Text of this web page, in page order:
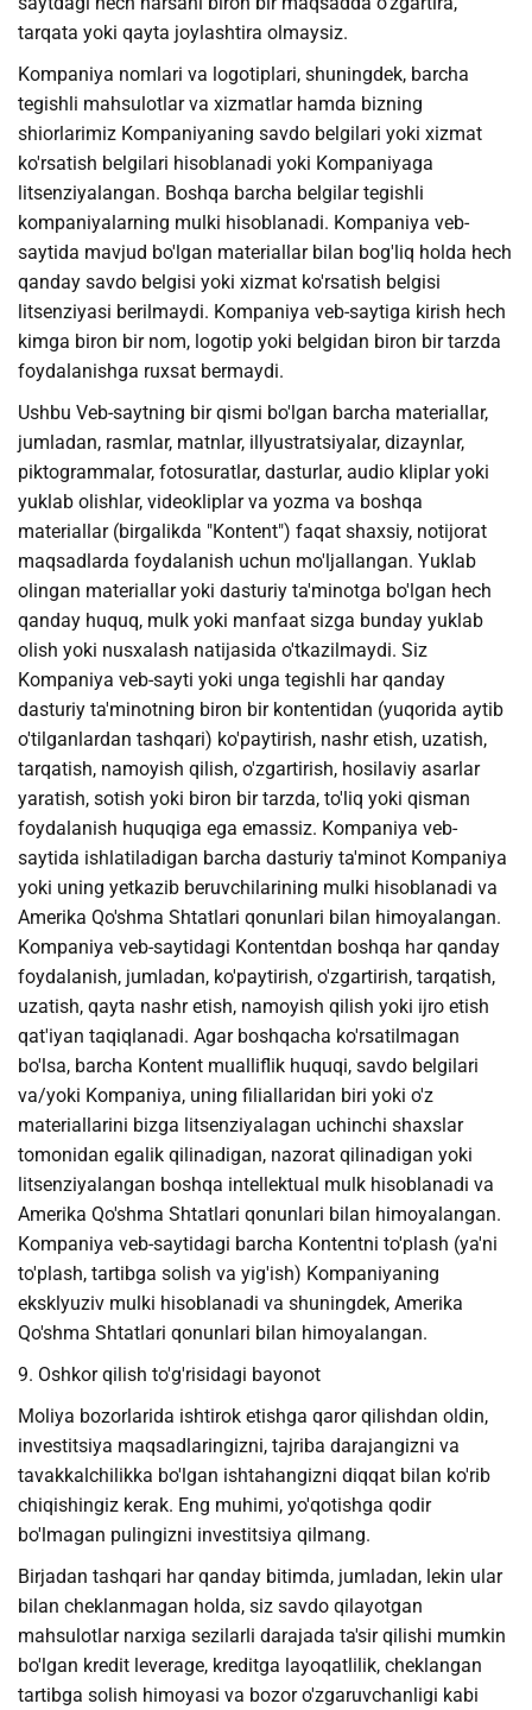
tarqata yoki qayta joylashtira olmaysiz.
Kompaniya nomlari va logotiplari, shuningdek, barcha
tegishli mahsulotlar va xizmatlar hamda bizning
shiorlarimiz Kompaniyaning savdo belgilari yoki xizmat
ko'rsatish belgilari hisoblanadi yoki Kompaniyaga
litsenziyalangan. Boshqa barcha belgilar tegishli
kompaniyalarning mulki hisoblanadi. Kompaniya veb-
saytida mavjud bo'lgan materiallar bilan bog'liq holda hech
qanday savdo belgisi yoki xizmat ko'rsatish belgisi
litsenziyasi berilmaydi. Kompaniya veb-saytiga kirish hech
kimga biron bir nom, logotip yoki belgidan biron bir tarzda
foydalanishga ruxsat bermaydi.
Ushbu Veb-saytning bir qismi bo'lgan barcha materiallar,
jumladan, rasmlar, matnlar, illyustratsiyalar, dizaynlar,
piktogrammalar, fotosuratlar, dasturlar, audio kliplar yoki
yuklab olishlar, videokliplar va yozma va boshqa
materiallar (birgalikda "Kontent") faqat shaxsiy, notijorat
maqsadlarda foydalanish uchun mo'ljallangan. Yuklab
olingan materiallar yoki dasturiy ta'minotga bo'lgan hech
qanday huquq, mulk yoki manfaat sizga bunday yuklab
olish yoki nusxalash natijasida o'tkazilmaydi. Siz
Kompaniya veb-sayti yoki unga tegishli har qanday
dasturiy ta'minotning biron bir kontentidan (yuqorida aytib
o'tilganlardan tashqari) ko'paytirish, nashr etish, uzatish,
tarqatish, namoyish qilish, o'zgartirish, hosilaviy asarlar
yaratish, sotish yoki biron bir tarzda, to'liq yoki qisman
foydalanish huquqiga ega emassiz. Kompaniya veb-
saytida ishlatiladigan barcha dasturiy ta'minot Kompaniya
yoki uning yetkazib beruvchilarining mulki hisoblanadi va
Amerika Qo'shma Shtatlari qonunlari bilan himoyalangan.
Kompaniya veb-saytidagi Kontentdan boshqa har qanday
foydalanish, jumladan, ko'paytirish, o'zgartirish, tarqatish,
uzatish, qayta nashr etish, namoyish qilish yoki ijro etish
qat'iyan taqiqlanadi. Agar boshqacha ko'rsatilmagan
bo'lsa, barcha Kontent mualliflik huquqi, savdo belgilari
va/yoki Kompaniya, uning filiallaridan biri yoki o'z
materiallarini bizga litsenziyalagan uchinchi shaxslar
tomonidan egalik qilinadigan, nazorat qilinadigan yoki
litsenziyalangan boshqa intellektual mulk hisoblanadi va
Amerika Qo'shma Shtatlari qonunlari bilan himoyalangan.
Kompaniya veb-saytidagi barcha Kontentni to'plash (ya'ni
to'plash, tartibga solish va yig'ish) Kompaniyaning
eksklyuziv mulki hisoblanadi va shuningdek, Amerika
Qo'shma Shtatlari qonunlari bilan himoyalangan.
9. Oshkor qilish to'g'risidagi bayonot
Moliya bozorlarida ishtirok etishga qaror qilishdan oldin,
investitsiya maqsadlaringizni, tajriba darajangizni va
tavakkalchilikka bo'lgan ishtahangizni diqqat bilan ko'rib
chiqishingiz kerak. Eng muhimi, yo'qotishga qodir
bo'lmagan pulingizni investitsiya qilmang.
Birjadan tashqari har qanday bitimda, jumladan, lekin ular
bilan cheklanmagan holda, siz savdo qilayotgan
mahsulotlar narxiga sezilarli darajada ta'sir qilishi mumkin
bo'lgan kredit leverage, kreditga layoqatlilik, cheklangan
tartibga solish himoyasi va bozor o'zgaruvchanligi kabi